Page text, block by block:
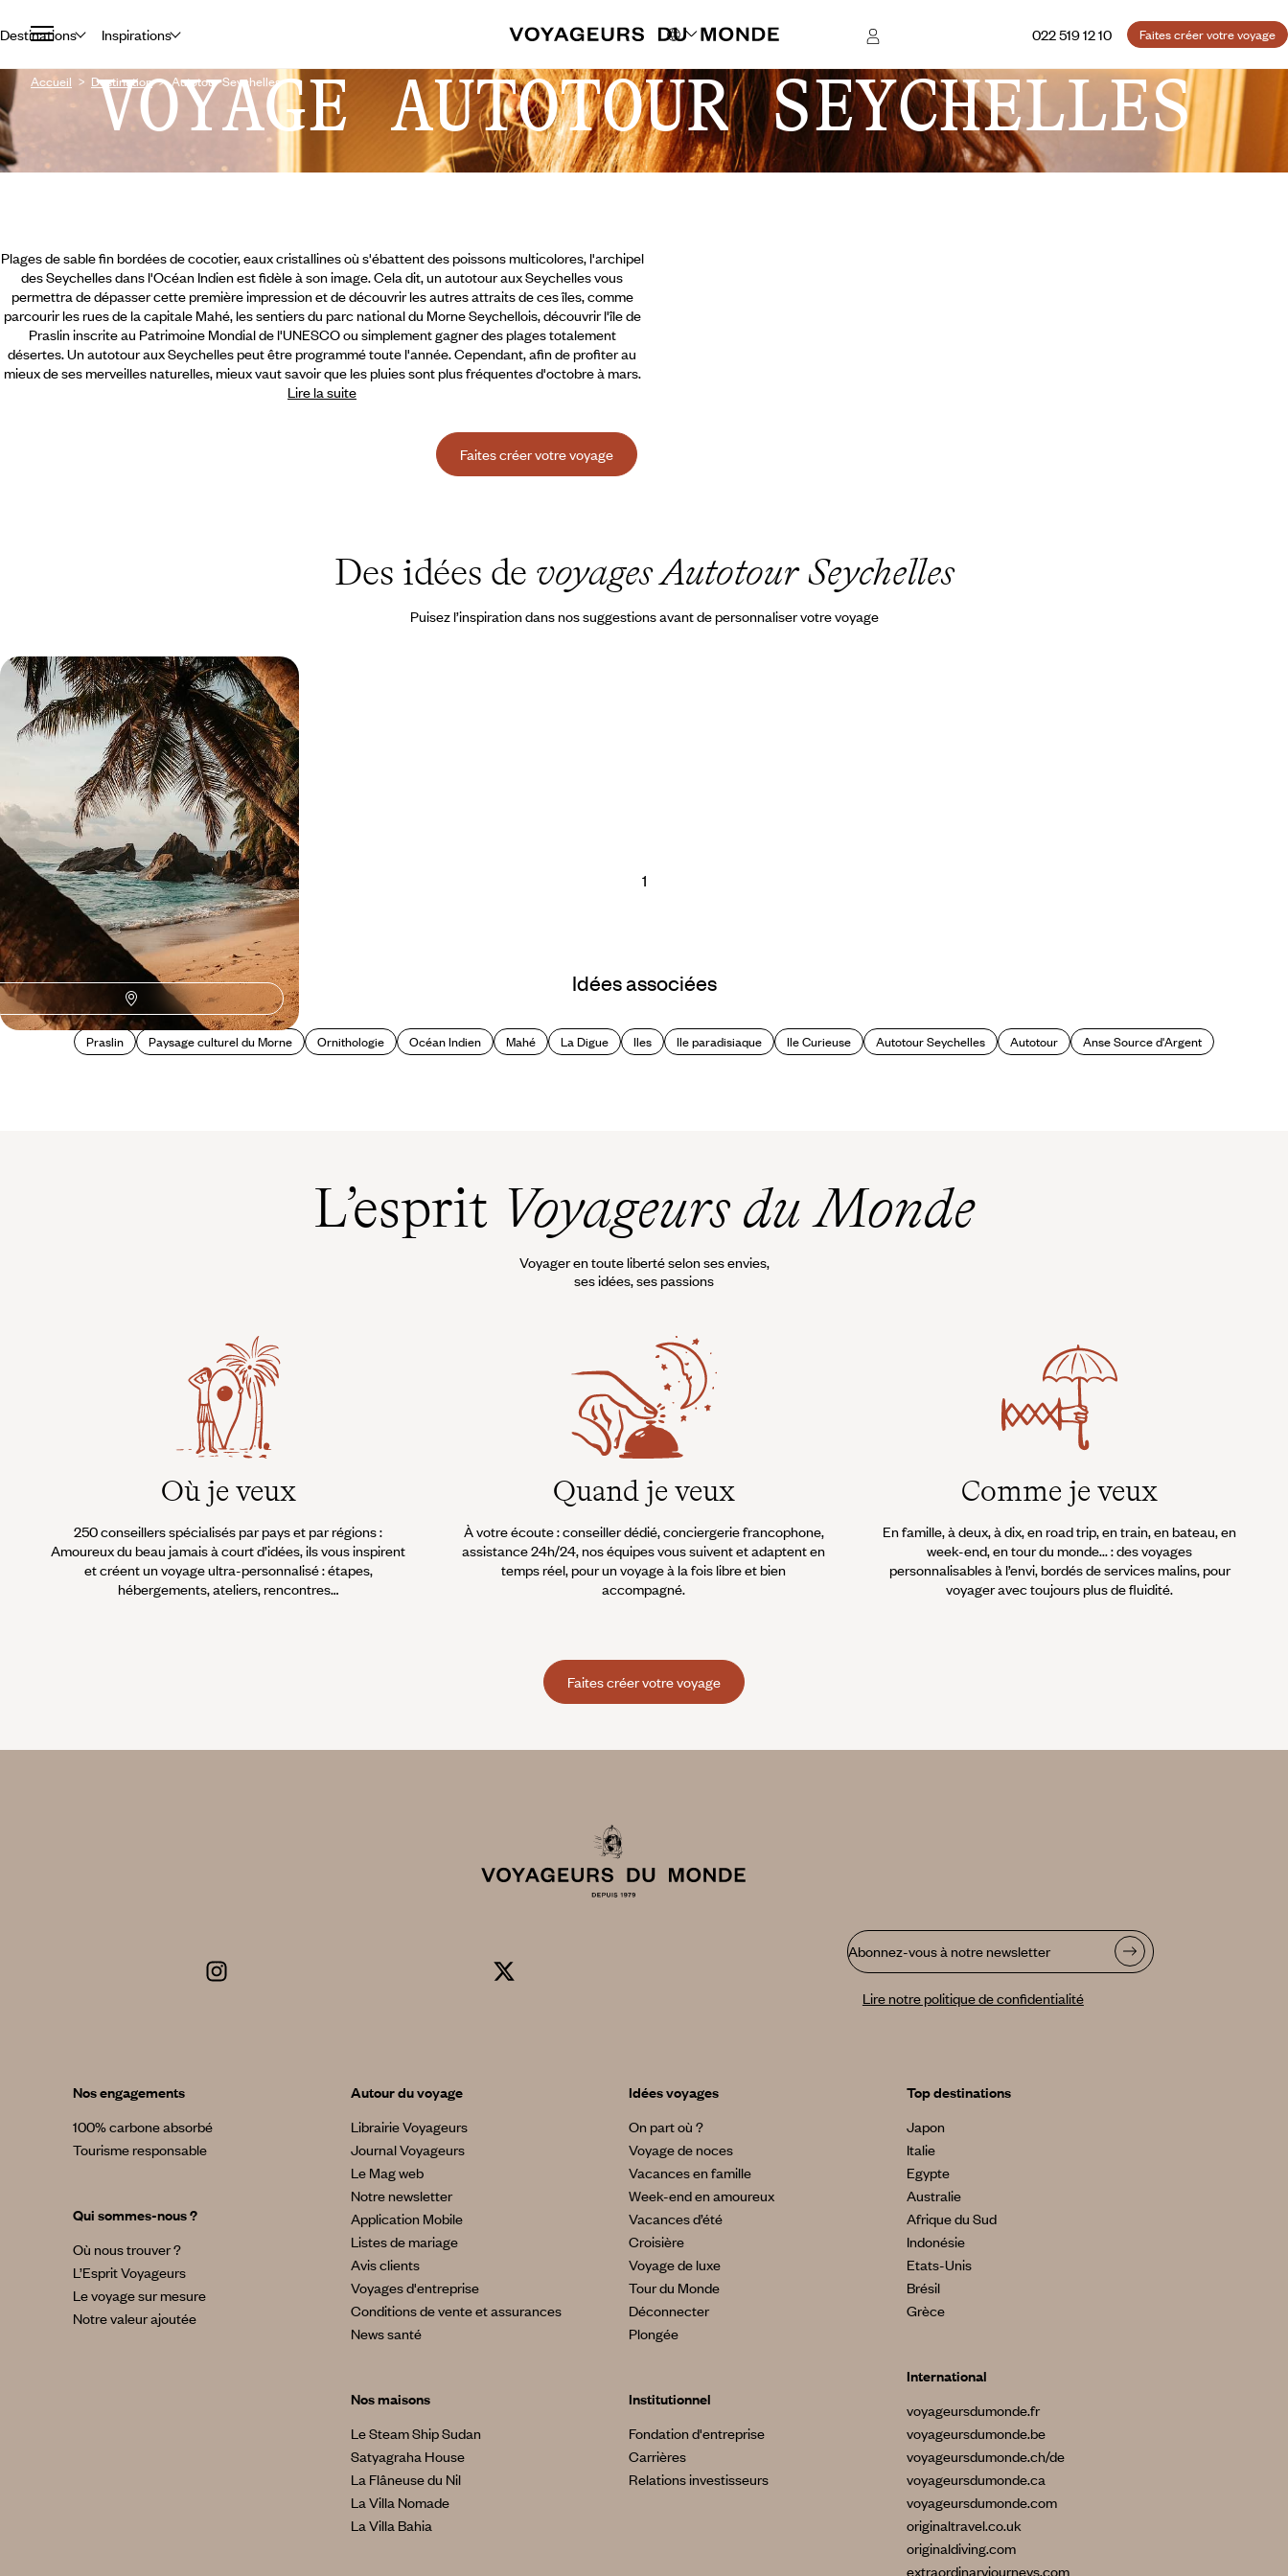
Destinations Inspirations 022 519 12 10 Faites créer votre voyage
Accueil Destination Autotour Seychelles
VOYAGE AUTOTOUR SEYCHELLES
Plages de sable fin bordées de cocotier, eaux cristallines où s'ébattent des poissons multicolores, l'archipel
des Seychelles dans l'Océan Indien est fidèle à son image. Cela dit, un autotour aux Seychelles vous
permettra de dépasser cette première impression et de découvrir les autres attraits de ces îles, comme
parcourir les rues de la capitale Mahé, les sentiers du parc national du Morne Seychellois, découvrir l'île de
Praslin inscrite au Patrimoine Mondial de l'UNESCO ou simplement gagner des plages totalement
désertes. Un autotour aux Seychelles peut être programmé toute l'année. Cependant,afin de profiter au
mieux de ses merveilles naturelles, mieux vaut savoir que les pluies sont plus fréquentes d'octobre à mars.
Lire la suite
Faites créer votre voyage
Des idées de voyages Autotour Seychelles
Puisez l’inspiration dans nos suggestions avant de personnaliser votre voyage
Mahé, La Digue, Praslin - Les
Seychelles en adresses
confidentielles
Côté mer et dans l'arrière-pays, décliner les
décors de rêve et les atmosphères à travers trois
12 jours, de CHF 3800 à CHF 5200
1
Idées associées
Praslin Paysage culturel du Morne Ornithologie Océan Indien Mahé La Digue Iles Ile paradisiaque Ile Curieuse Autotour Seychelles Autotour Anse Source d'Argent
L’esprit Voyageurs du Monde
Voyager en toute liberté selon ses envies,
ses idées, ses passions
Où je veux
250 conseillers spécialisés par pays et par régions :
Amoureux du beau jamais à court d’idées, ils vous inspirent
et créent un voyage ultra-personnalisé : étapes,
hébergements, ateliers, rencontres…
Quand je veux
À votre écoute : conseiller dédié, conciergerie francophone,
assistance 24h/24, nos équipes vous suivent et adaptent en
temps réel, pour un voyage à la fois libre et bien
accompagné.
Comme je veux
En famille, à deux, à dix, en road trip, en train, en bateau, en
week-end, en tour du monde... : des voyages
personnalisables à l’envi, bordés de services malins, pour
voyager avec toujours plus de fluidité.
Faites créer votre voyage
Abonnez-vous à notre newsletter
Lire notre politique de confidentialité
Nos engagements
100% carbone absorbé
Tourisme responsable
Qui sommes-nous ?
Où nous trouver ?
L’Esprit Voyageurs
Le voyage sur mesure
Notre valeur ajoutée
Autour du voyage
Librairie Voyageurs
Journal Voyageurs
Le Mag web
Notre newsletter
Application Mobile
Listes de mariage
Avis clients
Voyages d'entreprise
Conditions de vente et assurances
News santé
Nos maisons
Le Steam Ship Sudan
Satyagraha House
La Flâneuse du Nil
La Villa Nomade
La Villa Bahia
Idées voyages
On part où ?
Voyage de noces
Vacances en famille
Week-end en amoureux
Vacances d’été
Croisière
Voyage de luxe
Tour du Monde
Déconnecter
Plongée
Institutionnel
Fondation d'entreprise
Carrières
Relations investisseurs
Top destinations
Japon
Italie
Egypte
Australie
Afrique du Sud
Indonésie
Etats-Unis
Brésil
Grèce
International
voyageursdumonde.fr
voyageursdumonde.be
voyageursdumonde.ch/de
voyageursdumonde.ca
voyageursdumonde.com
originaltravel.co.uk
originaldiving.com
extraordinaryjourneys.com